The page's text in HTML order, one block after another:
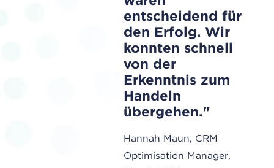
entscheidend für
den Erfolg. Wir
konnten schnell
von der
Erkenntnis zum
Handeln
übergehen.
Hannah Maun, CRM
Optimisation Manager,